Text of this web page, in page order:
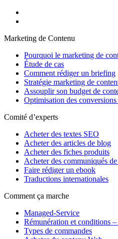
Marketing de Contenu
Pourquoi le marketing de
Étude de cas
Comment rédiger un briefing
Stratégie marketing de
Assouplir son budget de
Optimisation des
Comité d’experts
Acheter des textes SEO
Acheter des articles de blog
Acheter des fiches produits
Acheter des communiqués de
Faire rédiger un ebook
Traductions internationales
Comment ça marche
Managed-Service
Rémunération et conditions
Types de commandes